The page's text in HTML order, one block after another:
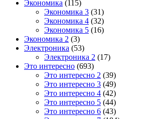
Экономика (115)
Экономика 3 (31)
Экономика 4 (32)
Экономика 5 (16)
Экономика 2 (3)
Электроника (53)
Электроника 2 (17)
Это интересно (693)
Это интересно 2 (39)
Это интересно 3 (49)
Это интересно 4 (42)
Это интересно 5 (44)
Это интересно 6 (43)